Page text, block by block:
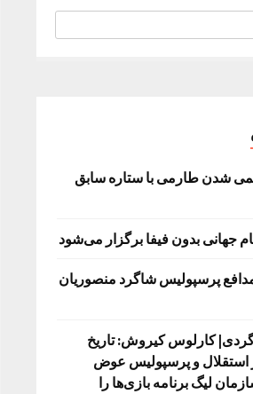
شدن طارمی با ستاره سابق
جهانی بدون فیفا برگزار می‌شود
پرسپولیس شاگرد منصوریان
کارلوس کیروش: تاریخ
استقلال و پرسپولیس عوض
لیگ برنامه بازی‌ها را